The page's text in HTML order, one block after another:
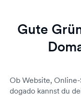
Gute
Ob Website,
dogado kannst du